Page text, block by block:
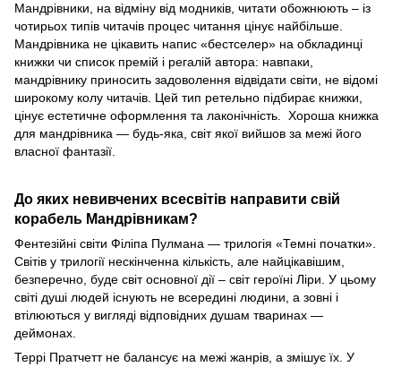
Мандрівники, на відміну від модників, читати обожнюють – із
чотирьох типів читачів процес читання цінує найбільше.
Мандрівника не цікавить напис «бестселер» на обкладинці
книжки чи список премій і регалій автора: навпаки,
мандрівнику приносить задоволення відвідати світи, не відомі
широкому колу читачів. Цей тип ретельно підбирає книжки,
цінує естетичне оформлення та лаконічність. Хороша книжка
для мандрівника — будь-яка, світ якої вийшов за межі його
власної фантазії.
До яких невивчених всесвітів направити свій
корабель Мандрівникам?
Фентезійні світи Філіпа Пулмана — трилогія «Темні початки».
Світів у трилогії нескінченна кількість, але найцікавішим,
безперечно, буде світ основної дії – світ героїні Ліри. У цьому
світі душі людей існують не всередині людини, а зовні і
втілюються у вигляді відповідних душам тваринах —
деймонах.
Террі Пратчетт не балансує на межі жанрів, а змішує їх. У